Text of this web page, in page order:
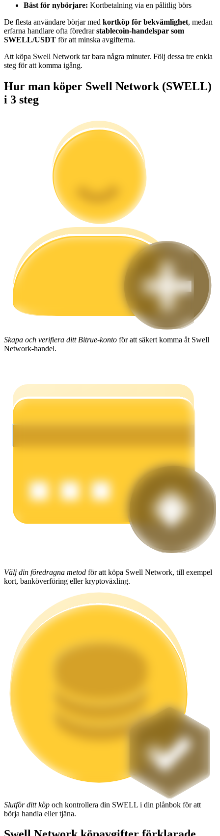
Big data-analys inklusive handelsinformation, etc.
Futures startguide
Handelsstrategier
Tjäna
Tjäna konkurrenskraftiga belöningar dagligen
Utsättning
Hög avkastning och omedelbar tillgång
Launchpool
Flexibel insats för att tjäna populära tokens
Bäst för nybörjare: Kortbetalning via en pålitlig börs
De flesta användare börjar med kortköp för bekvämlighet, medan
erfarna handlare ofta föredrarstablecoin-handelspar som
SWELL/USDT för att minska avgifterna.
Att köpa Swell Network tar bara några minuter. Följ dessa tre enkla
steg för att komma igång.
Hur man köper Swell Network (SWELL)
i 3 steg
Skapa och verifiera ditt Bitrue-konto för att säkert komma åt Swell
Network-handel.
Välj din föredragna metod för att köpa Swell Network, till exempel
kort, banköverföring eller kryptoväxling.
Slutför ditt köp och kontrollera din SWELL i din plånbok för att
börja handla eller tjäna.